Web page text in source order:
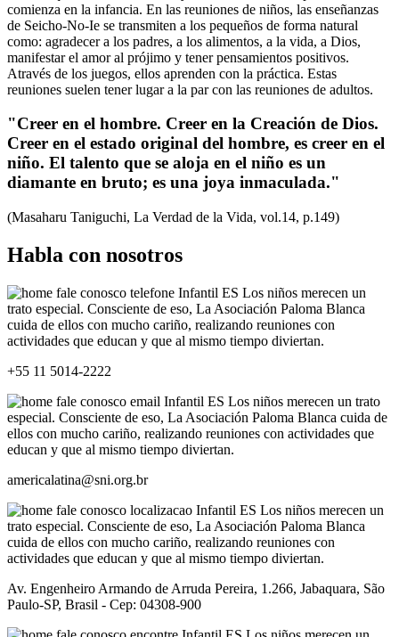
comienza en la infancia. En las reuniones de niños, las enseñanzas
de Seicho-No-Ie se transmiten a los pequeños de forma natural
como: agradecer a los padres, a los alimentos, a la vida, a Dios,
manifestar el amor al prójimo y tener pensamientos positivos.
Através de los juegos, ellos aprenden con la práctica. Estas
reuniones suelen tener lugar a la par con las reuniones de adultos.
"Creer en el hombre. Creer en la Creación de Dios.
Creer en el estado original del hombre, es creer en el
niño. El talento que se aloja en el niño es un
diamante en bruto; es una joya inmaculada."
(Masaharu Taniguchi, La Verdad de la Vida, vol.14, p.149)
Habla con nosotros
+55 11 5014-2222
americalatina@sni.org.br
Av. Engenheiro Armando de Arruda Pereira, 1.266, Jabaquara, São
Paulo-SP, Brasil - Cep: 04308-900